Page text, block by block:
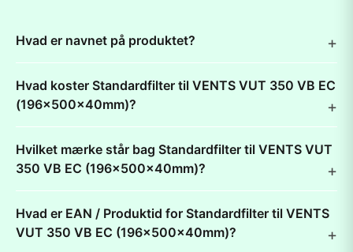
Hvad er navnet på produktet?
Hvad koster Standardfilter til VENTS VUT 350 VB EC
(196x500x40mm)?
Hvilket mærke står bag Standardfilter til VENTS VUT
350 VB EC (196x500x40mm)?
Hvad er EAN / Produktid for Standardfilter til VENTS
VUT 350 VB EC (196x500x40mm)?